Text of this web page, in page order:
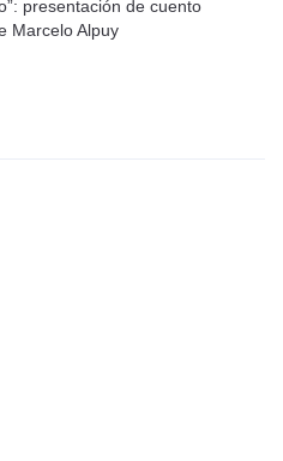
presentación de cuento
Marcelo Alpuy